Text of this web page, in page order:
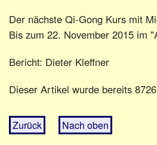
Der nächste Qi-Gong Kurs mit
Bis zum 22. November 2015 im
Bericht: Dieter Kleffner
Dieser Artikel wurde bereits
Zurück Nach oben